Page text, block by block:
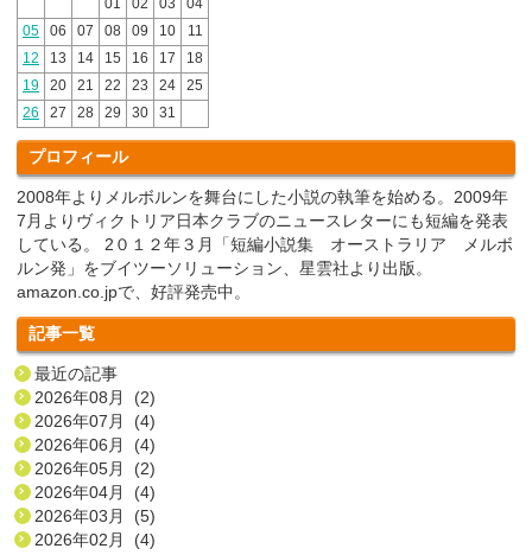
05
06 07 08 09 10
11
12
13 14 15 16 17
18
19
20 21 22 23 24
25
26
27 28 29 30 31
プロフィール
2008年よりメルボルンを舞台にした小説の執筆を始める。2009年
7月よりヴィクトリア日本クラブのニュースレターにも短編を発表
している。 2０１２年３月「短編小説集 オーストラリア メルボ
ルン発」をブイツーソリューション、星雲社より出版。
amazon.co.jpで、好評発売中。
記事一覧
最近の記事
2026年08月 (2)
2026年07月 (4)
2026年06月 (4)
2026年05月 (2)
2026年04月 (4)
2026年03月 (5)
2026年02月 (4)